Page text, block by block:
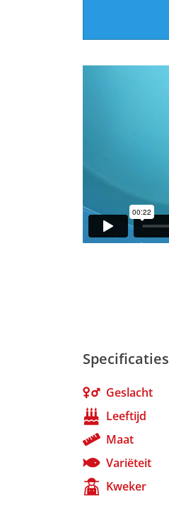
Specificaties
Geslacht
Leeftijd
Maat
Variëteit
Kweker